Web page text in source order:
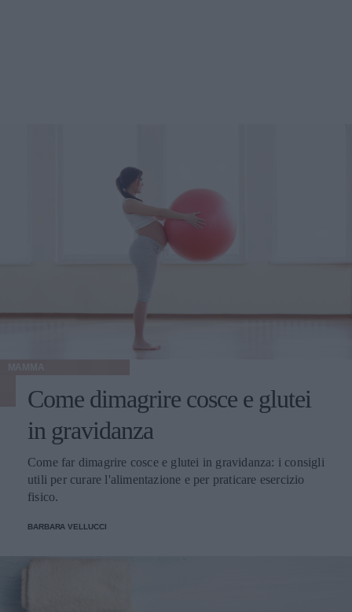
Come dimagrire cosce e glutei
in gravidanza
Come far dimagrire cosce e glutei in gravidanza: i consigli
utili per curare l'alimentazione e per praticare esercizio
fisico.
BARBARA VELLUCCI